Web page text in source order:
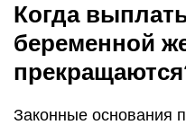
Когда
беременной
Законные основания